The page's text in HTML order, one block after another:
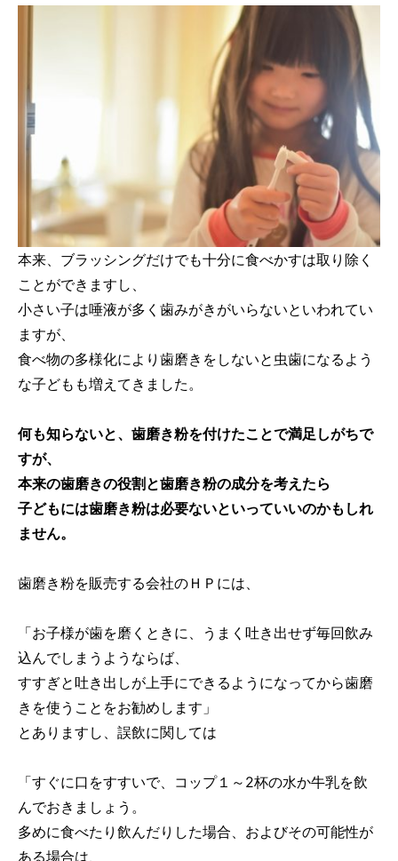
本来、ブラッシングだけでも十分に食べかすは取り除く
ことができますし、
小さい子は唾液が多く歯みがきがいらないといわれてい
ますが、
食べ物の多様化により歯磨きをしないと虫歯になるよう
な子どもも増えてきました。
何も知らないと、歯磨き粉を付けたことで満足しがちで
すが、
本来の歯磨きの役割と歯磨き粉の成分を考えたら
子どもには歯磨き粉は必要ないといっていいのかもしれ
ません。
歯磨き粉を販売する会社のＨＰには、
「お子様が歯を磨くときに、うまく吐き出せず毎回飲み
込んでしまうようならば、
すすぎと吐き出しが上手にできるようになってから歯磨
きを使うことをお勧めします」
とありますし、誤飲に関しては
「すぐに口をすすいで、コップ１～2杯の水か牛乳を飲
んでおきましょう。
多めに食べたり飲んだりした場合、およびその可能性が
ある場合は、